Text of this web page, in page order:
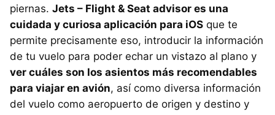
piernas. Jets – Flight & Seat advisor es una
cuidada y curiosa aplicación para iOS que te
permite precisamente eso, introducir la información
de tu vuelo para poder echar un vistazo al plano y
ver cuáles son los asientos más recomendables
para viajar en avión, así como diversa información
del vuelo como aeropuerto de origen y destino y